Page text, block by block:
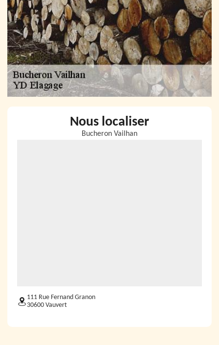
Nous localiser
Bucheron Vailhan
111 Rue Fernand Granon
30600 Vauvert